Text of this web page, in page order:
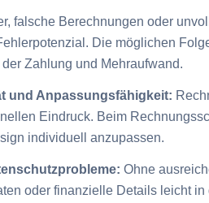
falsche Berechnungen oder
Die möglichen
Zahlung und Mehraufwand.
und Anpassungsfähigkeit:
Eindruck. Beim
individuell anzupassen.
Ohne
oder finanzielle Details leicht